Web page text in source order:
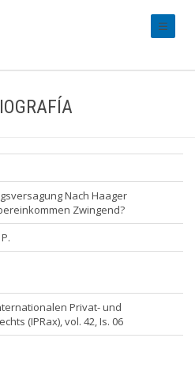
Nach Haager
Zwingend?
Privat- und
(IPRax), vol. 42, Is. 06